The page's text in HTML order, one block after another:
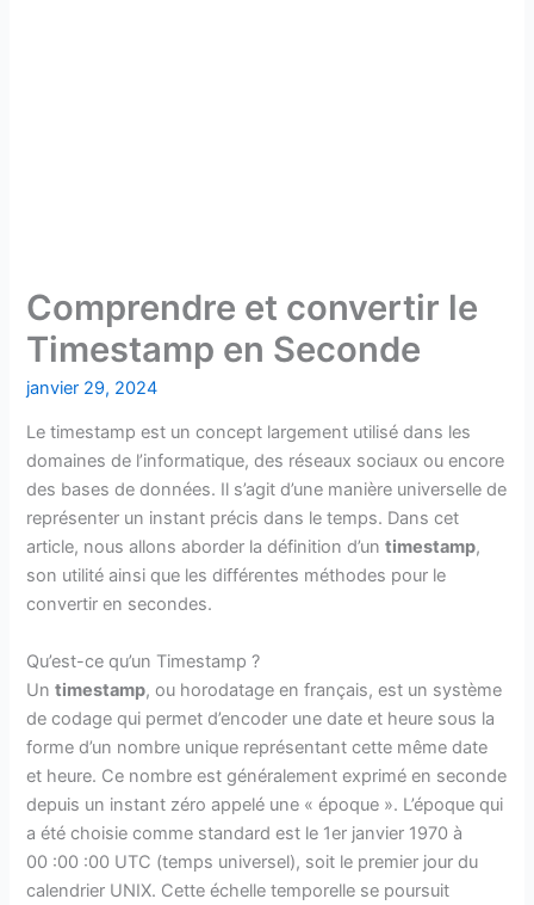
Comprendre et convertir le
Timestamp en Seconde
janvier 29, 2024
Le timestamp est un concept largement utilisé dans les
domaines de l’informatique, des réseaux sociaux ou encore
des bases de données. Il s’agit d’une manière universelle de
représenter un instant précis dans le temps. Dans cet
article, nous allons aborder la définition d’untimestamp,
son utilité ainsi que les différentes méthodes pour le
convertir en secondes.
Qu’est-ce qu’un Timestamp ?
Untimestamp, ou horodatage en français, est un système
de codage qui permet d’encoder une date et heure sous la
forme d’un nombre unique représentant cette même date
et heure. Ce nombre est généralement exprimé en seconde
depuis un instant zéro appelé une « époque ». L’époque qui
a été choisie comme standard est le 1er janvier 1970 à
00 :00 :00 UTC (temps universel), soit le premier jour du
calendrier UNIX. Cette échelle temporelle se poursuit